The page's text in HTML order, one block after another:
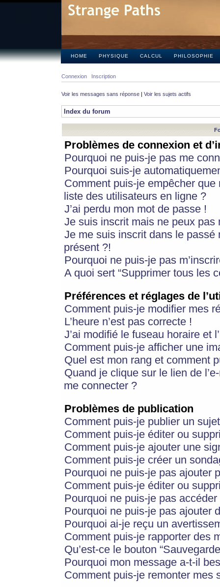
HOME PHYSIQUE CALCUL PHILOSOPHIE
Connexion Inscription
Voir les messages sans réponse | Voir les sujets actifs
Index du forum
Problèmes de connexion et
Pourquoi ne puis-je pas me
Pourquoi suis-je
Comment puis-je empêcher
liste des utilisateurs en ligne ?
J’ai perdu mon mot de passe !
Je suis inscrit mais ne peux pas
Je me suis inscrit dans le
présent ?!
Pourquoi ne puis-je pas
A quoi sert “Supprimer tous les
Préférences et réglages de
Comment puis-je modifier mes
L’heure n’est pas correcte !
J’ai modifié le fuseau horaire et
Comment puis-je afficher une
Quel est mon rang et comment
Quand je clique sur le lien de
me connecter ?
Problèmes de publication
Comment puis-je publier un
Comment puis-je éditer ou
Comment puis-je ajouter une
Comment puis-je créer un
Pourquoi ne puis-je pas ajouter
Comment puis-je éditer ou
Pourquoi ne puis-je pas
Pourquoi ne puis-je pas ajouter
Pourquoi ai-je reçu un
Comment puis-je rapporter des
Qu’est-ce le bouton
Pourquoi mon message a-t-il
Comment puis-je remonter mes